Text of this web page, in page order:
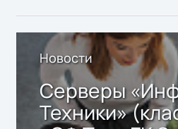
Новости
Серверы
Техники»